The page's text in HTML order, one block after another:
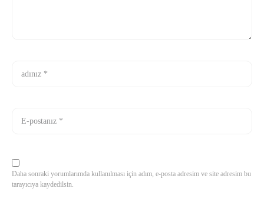
Daha sonraki yorumlarımda kullanılması için adım, e-posta adresim ve site adresim bu
tarayıcıya kaydedilsin.